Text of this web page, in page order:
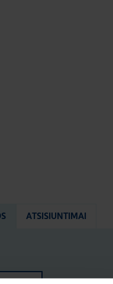
ATSISIUNTIMAI